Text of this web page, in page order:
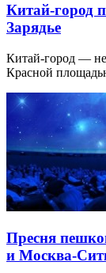
Китай-город
Зарядье
Китай-город —
Красной
Пресня
и Москва-